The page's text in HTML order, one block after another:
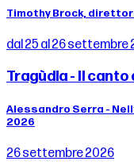
Timothy Brock,
dal 25 al 26 settembre
Tragùdia - Il canto
Alessandro Serra -
2026
26 settembre 2026